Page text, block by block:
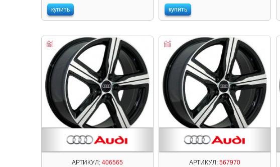
купить купить
АРТИКУЛ:406565 АРТИКУЛ:567970